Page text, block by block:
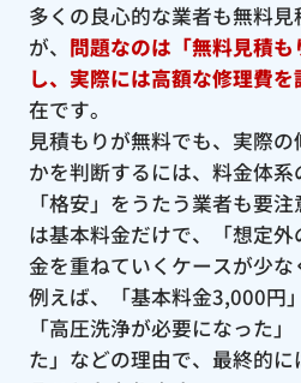
多くの良心的な業者も無料
が、 問題なのは「無料見積
し、実際には高額な修理費を
在です。
見積もりが無料でも、実際
かを判断するには、料金体系
「格安」をうたう業者も要
は基本料金だけで、「想定
金を重ねていくケースが少な
例えば、「基本料金3,000円
「高圧洗浄が必要になった
た」などの理由で、最終的